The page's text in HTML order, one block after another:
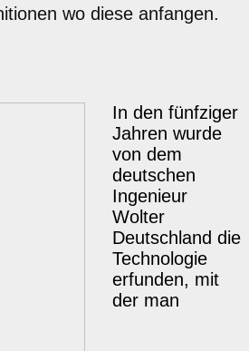
wo diese anfangen.
In den fünfziger
Jahren wurde
von dem
deutschen
Ingenieur
Wolter
Deutschland die
Technologie
erfunden, mit
der man